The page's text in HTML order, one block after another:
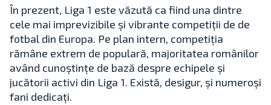
În prezent, Liga 1 este văzută ca fiind una dintre
cele mai imprevizibile și vibrante competiții de de
fotbal din Europa. Pe plan intern, competiția
rămâne extrem de populară, majoritatea românilor
având cunoștințe de bază despre echipele și
jucătorii activi din Liga 1. Există, desigur, și numeroși
fani dedicați.